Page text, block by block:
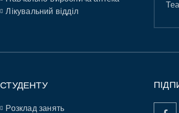
Лікувальний відділ
СТУДЕНТУ
Розклад занять